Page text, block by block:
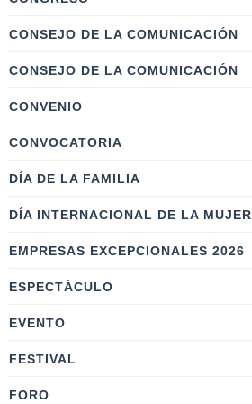
CONSEJO DE LA COMUNICACIÓN
CONSEJO DE LA COMUNICACIÓN
CONVENIO
CONVOCATORIA
DÍA DE LA FAMILIA
DÍA INTERNACIONAL DE LA MUJER
EMPRESAS EXCEPCIONALES 2026
ESPECTÁCULO
EVENTO
FESTIVAL
FORO